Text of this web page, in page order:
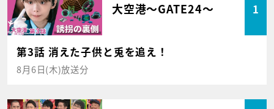
大空港～GATE24～ 1
第3話 消えた子供と兎を追え！
8月6日(木)放送分